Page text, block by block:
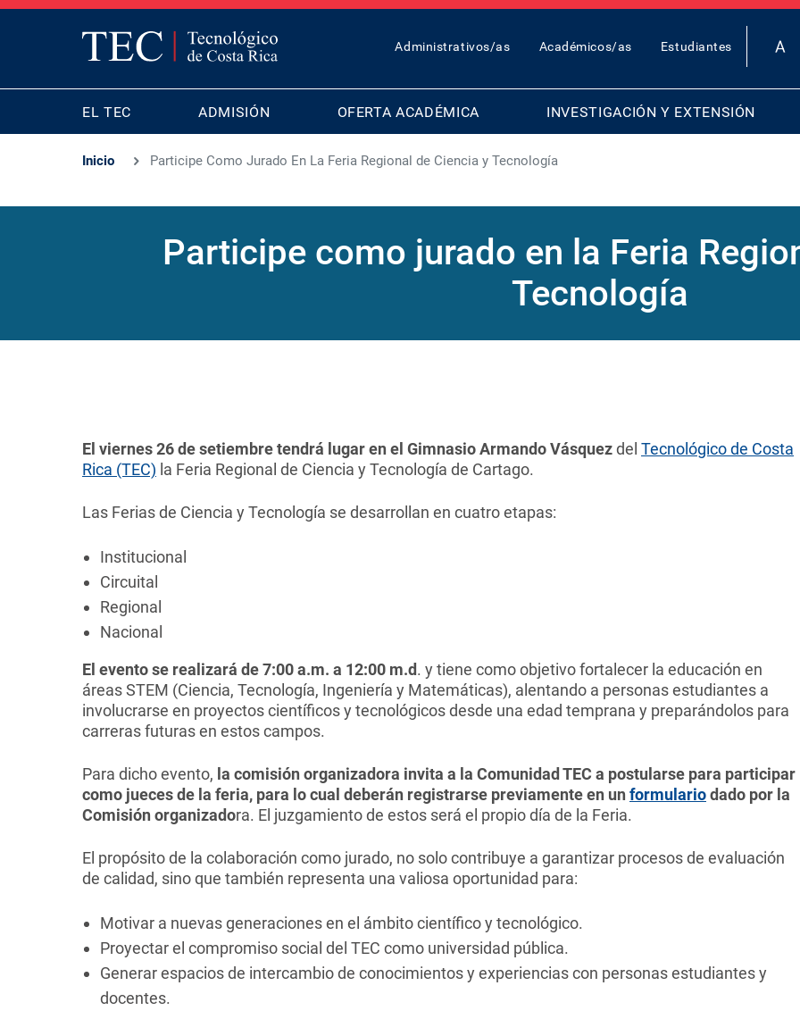
TOP
MENU
Administrativos/as Académicos/as Estudiantes
MAIN
NAVIGATION
EL TEC ADMISIÓN OFERTA ACADÉMICA INVESTIGACIÓN Y EXTENSIÓN
Inicio Participe Como Jurado En La Feria Regional de Ciencia y Tecnología
Participe como jurado en la Feria
Tecnología
El viernes 26 de setiembre tendrá lugar en el Gimnasio Armando Vásquezdel Tecnológico de Costa
Rica (TEC) la Feria Regional de Ciencia y Tecnología de Cartago.
Las Ferias de Ciencia y Tecnología se desarrollan en cuatro etapas:
Institucional
Circuital
Regional
Nacional
El evento se realizará de 7:00 a.m. a 12:00 m.d. y tiene como objetivo fortalecer la educación en
áreas STEM (Ciencia, Tecnología, Ingeniería y Matemáticas), alentando a personas estudiantes a
involucrarse en proyectos científicos y tecnológicos desde una edad temprana y preparándolos para
carreras futuras en estos campos.
Para dicho evento, la comisión organizadora invita a la Comunidad TEC a postularse para participar
como jueces de la feria, para lo cual deberán registrarse previamente en un formulariodado por la
Comisión organizadora. El juzgamiento de estos será el propio día de la Feria.
El propósito de la colaboración como jurado, no solo contribuye a garantizar procesos de evaluación
de calidad, sino que también representa una valiosa oportunidad para:
Motivar a nuevas generaciones en el ámbito científico y tecnológico.
Proyectar el compromiso social del TEC como universidad pública.
Generar espacios de intercambio de conocimientos y experiencias con personas estudiantes y
docentes.